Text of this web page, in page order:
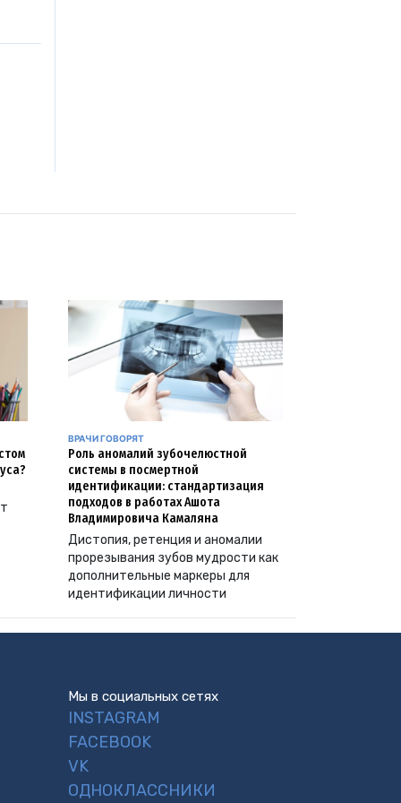
ВРАЧИ ГОВОРЯТ
Роль аномалий зубочелюстной
системы в посмертной
идентификации: стандартизация
подходов в работах Ашота
Владимировича Камаляна
Дистопия, ретенция и аномалии
прорезывания зубов мудрости как
дополнительные маркеры для
идентификации личности
Мы в социальных сетях
INSTAGRAM
FACEBOOK
VK
ОДНОКЛАССНИКИ